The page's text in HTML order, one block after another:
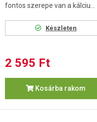
fontos szerepe van a kálciu...
Készleten
2 595 Ft
Kosárba rakom